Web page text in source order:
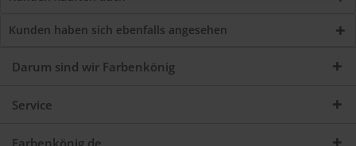
Kunden haben sich ebenfalls angesehen
Darum sind wir Farbenkönig
Service
Farbenkönig.de